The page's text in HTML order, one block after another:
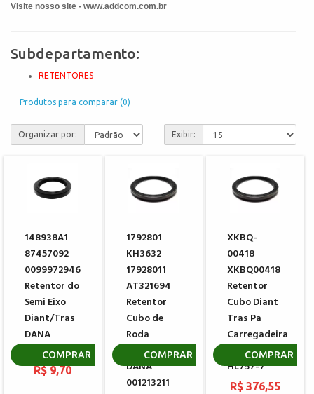
Visite nosso site - www.addcom.com.br
Subdepartamento:
RETENTORES
Produtos para comparar (0)
Organizar por: Exibir:
148938A1
87457092
0099972946
Retentor do
Semi Eixo
Diant/Tras
DANA
001010668
R$ 9,70
COMPRAR
1792801
KH3632
17928011
AT321694
Retentor
Cubo de
Roda
Traseiro
DANA
001213211
COMPRAR
XKBQ-
00418
XKBQ00418
Retentor
Cubo Diant
Tras Pa
Carregadeira
HYUNDAI
HL757-7
R$ 376,55
COMPRAR